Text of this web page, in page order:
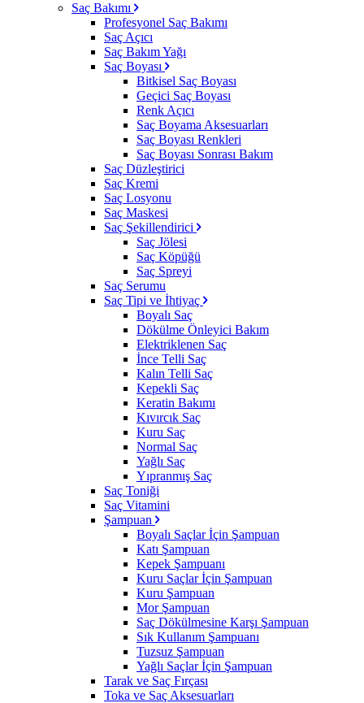
Saç Bakımı
Profesyonel Saç Bakımı
Saç Açıcı
Saç Bakım Yağı
Saç Boyası
Bitkisel Saç Boyası
Geçici Saç Boyası
Renk Açıcı
Saç Boyama Aksesuarları
Saç Boyası Renkleri
Saç Boyası Sonrası Bakım
Saç Düzleştirici
Saç Kremi
Saç Losyonu
Saç Maskesi
Saç Şekillendirici
Saç Jölesi
Saç Köpüğü
Saç Spreyi
Saç Serumu
Saç Tipi ve İhtiyaç
Boyalı Saç
Dökülme Önleyici Bakım
Elektriklenen Saç
İnce Telli Saç
Kalın Telli Saç
Kepekli Saç
Keratin Bakımı
Kıvırcık Saç
Kuru Saç
Normal Saç
Yağlı Saç
Yıpranmış Saç
Saç Toniği
Saç Vitamini
Şampuan
Boyalı Saçlar İçin Şampuan
Katı Şampuan
Kepek Şampuanı
Kuru Saçlar İçin Şampuan
Kuru Şampuan
Mor Şampuan
Saç Dökülmesine Karşı Şampuan
Sık Kullanım Şampuanı
Tuzsuz Şampuan
Yağlı Saçlar İçin Şampuan
Tarak ve Saç Fırçası
Toka ve Saç Aksesuarları